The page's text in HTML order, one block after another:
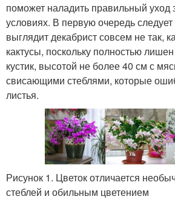
поможет наладить правильный
условиях. В первую очередь следует
выглядит декабрист совсем не так,
кактусы, поскольку полностью
кустик, высотой не более 40 см с
свисающими стеблями, которые
листья.
Рисунок 1. Цветок отличается
стеблей и обильным цветением